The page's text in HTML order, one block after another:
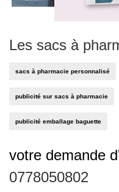
Les sacs à
sacs à pharmacie personnalisé
publicité sur sacs à pharmacie
publicité emballage baguette
votre demande
0778050802